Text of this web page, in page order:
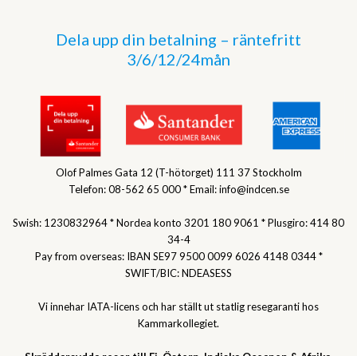
Dela upp din betalning – räntefritt
3/6/12/24mån
Olof Palmes Gata 12 (T-hötorget) 111 37 Stockholm
Telefon: 08-562 65 000 * Email: info@indcen.se
Swish: 1230832964 * Nordea konto 3201 180 9061 * Plusgiro: 414 80
34-4
Pay from overseas: IBAN SE97 9500 0099 6026 4148 0344 *
SWIFT/BIC: NDEASESS
Vi innehar IATA-licens och har ställt ut statlig resegaranti hos
Kammarkollegiet.